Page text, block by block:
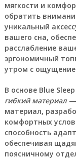
мягкости и
обратить
уникальный
вашего сна,
расслабление
эргономичный
утром с
В основе Blue
гибкий материал—
материал,
комфортных
способность
обеспечивая
поясничному